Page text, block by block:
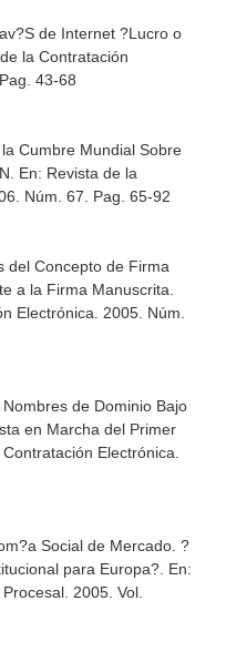
de Internet ?Lucro o
la Contratación
43-68
Cumbre Mundial Sobre
En: Revista de la
Núm. 67. Pag. 65-92
del Concepto de Firma
a la Firma Manuscrita.
Electrónica . 2005. Núm.
de Dominio Bajo
en Marcha del Primer
Electrónica
Social de Mercado. ?
para Europa?. En:
. 2005. Vol.